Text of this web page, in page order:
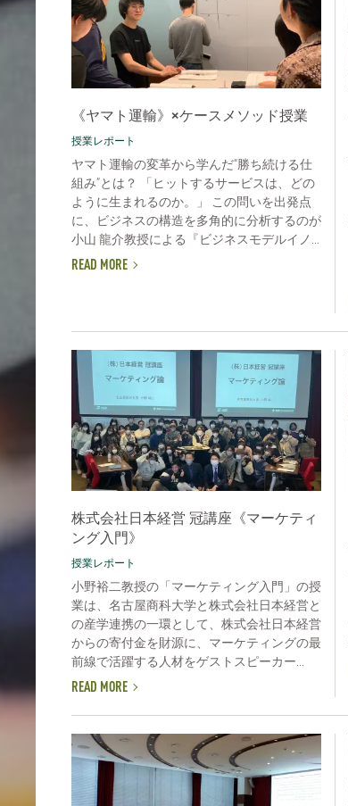
《ヤマト運輸》×ケースメソッド授業
授業レポート
ヤマト運輸の変革から学んだ“勝ち続ける仕
組み”とは？ 「ヒットするサービスは、どの
ように生まれるのか。」 この問いを出発点
に、ビジネスの構造を多角的に分析するのが
小山 龍介教授による『ビジネスモデルイノ...
READ MORE
株式会社日本経営 冠講座《マーケティ
ング入門》
授業レポート
小野裕二教授の「マーケティング入門」の授
業は、名古屋商科大学と株式会社日本経営と
の産学連携の一環として、株式会社日本経営
からの寄付金を財源に、マーケティングの最
前線で活躍する人材をゲストスピーカー...
READ MORE